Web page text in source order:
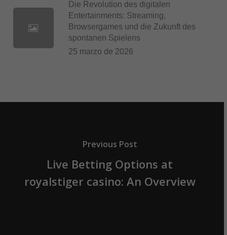
Die Revolution des digitalen
Entertainments: Streaming,
Browsergames und die Zukunft des
spontanen Spielens
25 marzo de 2026
Previous Post
Live Betting Options at
royalstiger casino: An Overview